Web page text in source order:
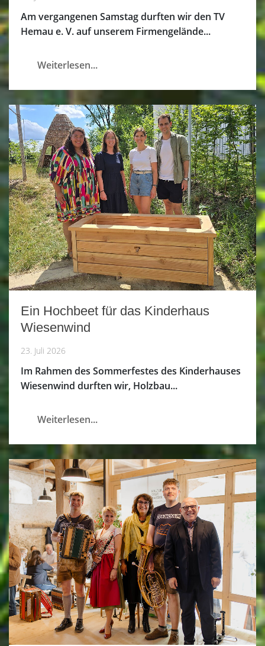
Am vergangenen Samstag durften wir den TV
Hemau e. V. auf unserem Firmengelände...
Weiterlesen...
Ein Hochbeet für das Kinderhaus
Wiesenwind
23. Juli 2026
Im Rahmen des Sommerfestes des Kinderhauses
Wiesenwind durften wir, Holzbau...
Weiterlesen...